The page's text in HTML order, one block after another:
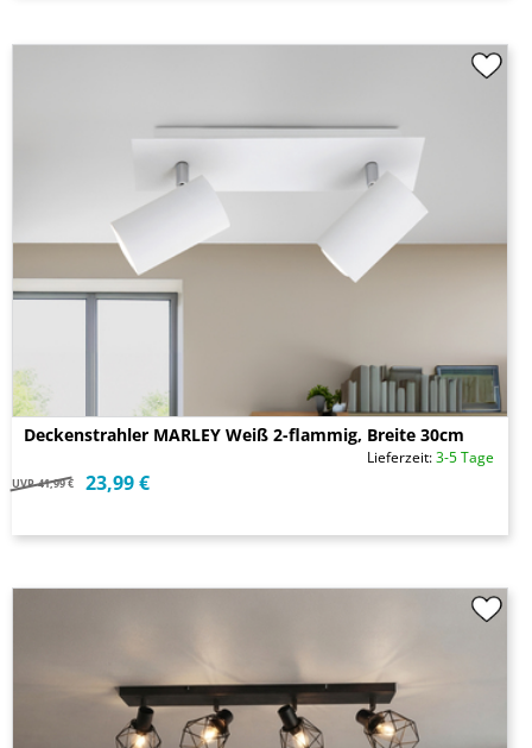
Deckenstrahler MARLEY Weiß 2-flammig, Breite 30cm
Lieferzeit:3-5 Tage
UVP 41,99 € 23,99 €